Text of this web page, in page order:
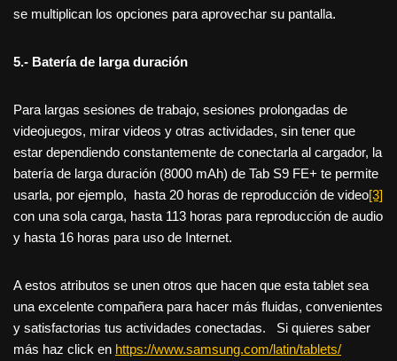
se multiplican los opciones para aprovechar su pantalla.
5.- Batería de larga duración
Para largas sesiones de trabajo, sesiones prolongadas de
videojuegos, mirar videos y otras actividades, sin tener que
estar dependiendo constantemente de conectarla al cargador, la
batería de larga duración (8000 mAh) de Tab S9 FE+ te permite
usarla, por ejemplo, hasta 20 horas de reproducción de video[3]
con una sola carga, hasta 113 horas para reproducción de audio
y hasta 16 horas para uso de Internet.
A estos atributos se unen otros que hacen que esta tablet sea
una excelente compañera para hacer más fluidas, convenientes
y satisfactorias tus actividades conectadas. Si quieres saber
más haz click en https://www.samsung.com/latin/tablets/